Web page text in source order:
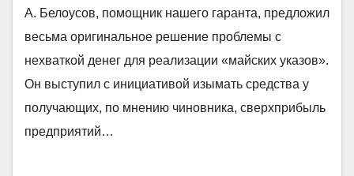
А. Белоусов, помощник нашего гаранта, предложил
весьма оригинальное решение проблемы с
нехваткой денег для реализации «майских указов».
Он выступил с инициативой изымать средства у
получающих, по мнению чиновника, сверхприбыль
предприятий…